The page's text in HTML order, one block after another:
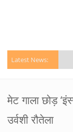
Latest News:
मेट गाला छोड़
उर्वशी रौतेला